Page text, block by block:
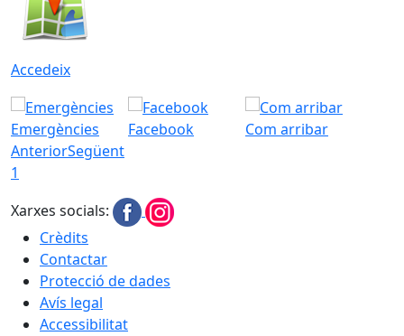
Accedeix
Emergències Facebook
Com arribar
AnteriorSegüent
1
Xarxes socials:
Crèdits
Contactar
Protecció de dades
Avís legal
Accessibilitat